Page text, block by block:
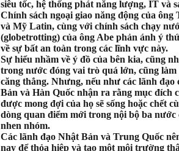
siêu tốc, hệ thống phát năng lượng, IT và
Chính sách ngoại giao năng động của
và Mỹ Latin, cùng với chính sách chạy
(globetrotting) của ông Abe phản ánh ý
về sự bất an toàn trong các lĩnh vực này.
Sự hiểu nhầm về ý đồ của bên kia, cũng
trong nước đóng vai trò quá lớn, cũng
căng thẳng. Nhưng, nếu như các lãnh
Bản và Hàn Quốc nhận ra rằng mục đích
được mong đợi của họ sẽ sống hoặc chết
dòng quan điểm mới trong nội bộ ba nước
nhen nhóm.
Các lãnh đạo Nhật Bản và Trung Quốc
nay để thỏa hiệp và tạo một môi trường